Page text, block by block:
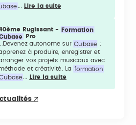
Lire la suite
Rugissant - Formation
Pro
...Devenez autonome sur Cubase :
à produire, enregistrer et
vos projets musicaux avec
et créativité. La formation
Lire la suite